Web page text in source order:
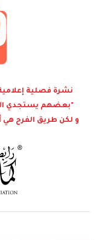
نشرة فصلية
"بعضهم يستجدي
و لكن طريق الفرح